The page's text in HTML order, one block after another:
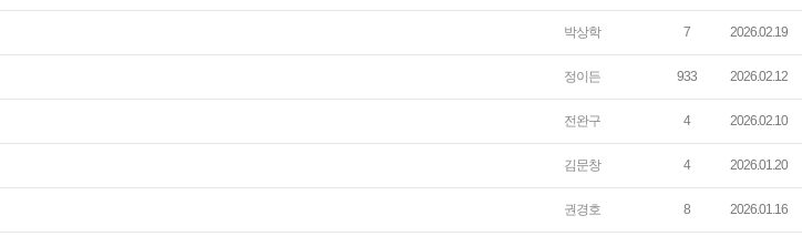
박상학 7 2026.02.19
정이든 933 2026.02.12
전완구 4 2026.02.10
김문창 4 2026.01.20
권경호 8 2026.01.16